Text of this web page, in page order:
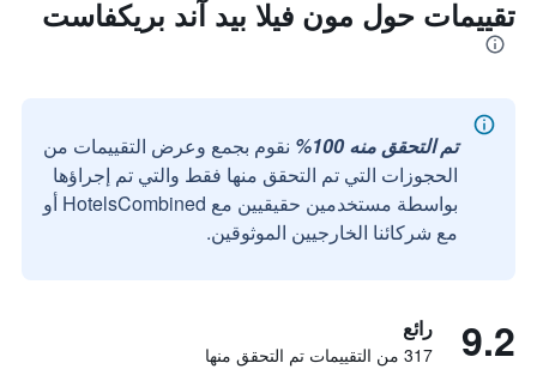
تقييمات حول مون فيلا بيد آند بريكفاست
تم التحقق منه 100%
نقوم بجمع وعرض التقييمات من
الحجوزات التي تم التحقق منها فقط والتي تم إجراؤها
بواسطة مستخدمين حقيقيين مع HotelsCombined أو
مع شركائنا الخارجيين الموثوقين.
9.2 رائع
317 من التقييمات تم التحقق منها